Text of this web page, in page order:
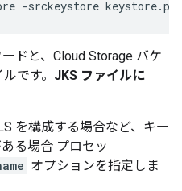
-srckeystore
ドと、Cloud Storage バケ
です。 JKS ファイルに
を構成する場合など、キー
る場合 プロセッ
オプションを指定しま